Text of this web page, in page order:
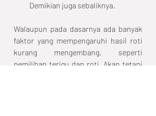
Demikian juga sebaliknya.
Walaupun pada dasarnya ada banyak
faktor yang mempengaruhi hasil roti
kurang mengembang, seperti
pemilihan terigu dan roti. Akan tetapi